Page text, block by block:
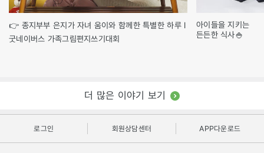
👉 종지부부 은지가 자녀 움이와 함께한 특별한 하루 l
굿네이버스 가족그림편지쓰기대회
아이들을 지키는
든든한 식사🍚
더 많은 이야기 보기
로그인 회원상담센터 APP다운로드